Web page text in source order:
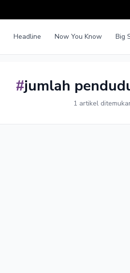
Headline Now You Know Big
#jumlah
1 artikel